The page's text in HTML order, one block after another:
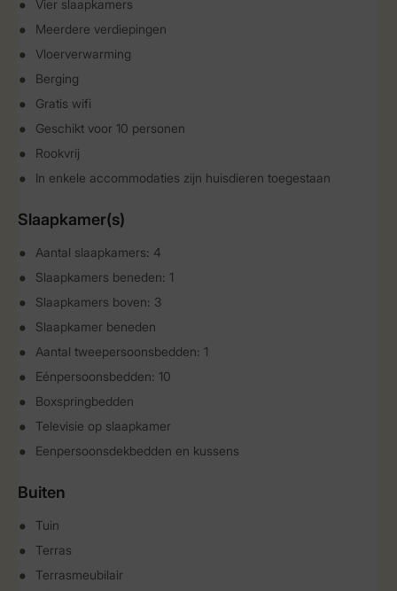
Vier slaapkamers
Meerdere verdiepingen
Vloerverwarming
Berging
Gratis wifi
Geschikt voor 10 personen
Rookvrij
In enkele accommodaties zijn huisdieren toegestaan
Slaapkamer(s)
Aantal slaapkamers: 4
Slaapkamers beneden: 1
Slaapkamers boven: 3
Slaapkamer beneden
Aantal tweepersoonsbedden: 1
Eénpersoonsbedden: 10
Boxspringbedden
Televisie op slaapkamer
Eenpersoonsdekbedden en kussens
Buiten
Tuin
Terras
Terrasmeubilair